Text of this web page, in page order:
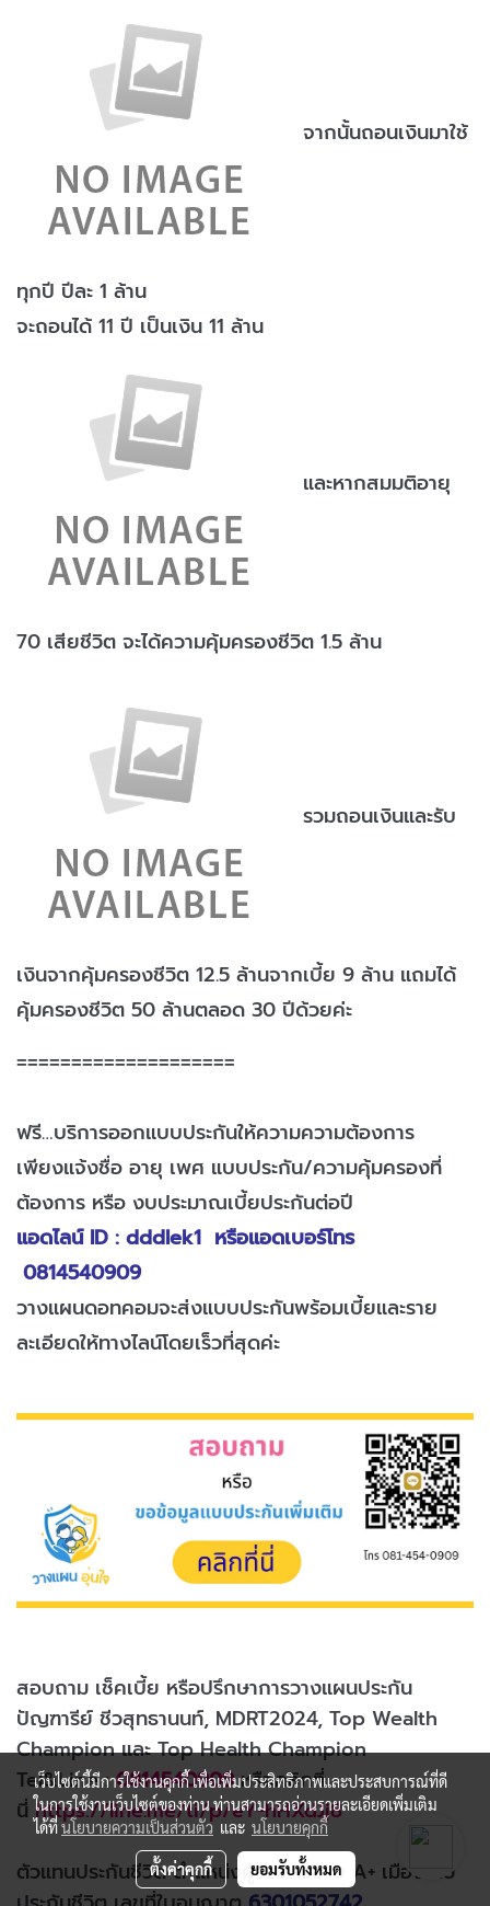
จากนั้นถอนเงินมาใช้
ทุกปี ปีละ 1 ล้าน
จะถอนได้ 11 ปี เป็นเงิน 11 ล้าน
และหากสมมติอายุ
70 เสียชีวิต จะได้ความคุ้มครองชีวิต 1.5 ล้าน
รวมถอนเงินและรับ
เงินจากคุ้มครองชีวิต 12.5 ล้านจากเบี้ย 9 ล้าน แถมได้
คุ้มครองชีวิต 50 ล้านตลอด 30 ปีด้วยค่ะ
====================
ฟรี…บริการออกแบบประกันให้ความความต้องการ
เพียงแจ้งชื่อ อายุ เพศ แบบประกัน/ความคุ้มครองที่
ต้องการ หรือ งบประมาณเบี้ยประกันต่อปี
แอดไลน์ ID : dddlek1 หรือแอดเบอร์โทร
0814540909
วางแผนดอทคอมจะส่งแบบประกันพร้อมเบี้ยและราย
ละเอียดให้ทางไลน์โดยเร็วที่สุดค่ะ
สอบถาม เช็คเบี้ย หรือปรึกษาการวางแผนประกัน
ปัญฑารีย์ ชีวสุทธานนท์, MDRT2024, Top Wealth
Champion และ Top Health Champion
Tel&Line : 0814540909 หรือคลิกที่
นี่ https://line.me/ti/p/eY-hHXdJj8
ตัวแทนประกันชีวิต ตำแหน่งผู้จัดการขาย A+ เมืองไทย
เว็บไซต์นี้มีการใช้งานคุกกี้ เพื่อเพิ่มประสิทธิภาพและประสบการณ์ที่ดี
ในการใช้งานเว็บไซต์ของท่าน ท่านสามารถอ่านรายละเอียดเพิ่มเติม
ได้ที่นโยบายความเป็นส่วนตัว และ นโยบายคุกกี้
ตั้งค่าคุกกี้ ยอมรับทั้งหมด